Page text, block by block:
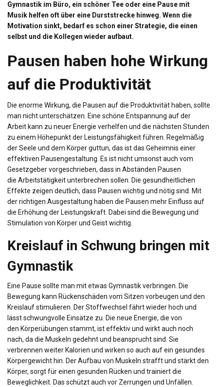
Gymnastik im Büro, ein schöner Tee oder eine Pause mit
Musik helfen oft über eine Durststrecke hinweg. Wenn die
Motivation sinkt, bedarf es schon einer Strategie, die einen
selbst und die Kollegen wieder aufbaut.
Pausen haben hohe Wirkung
auf die Produktivität
Die enorme Wirkung, die Pausen auf die Produktivität haben, sollte
man nicht unterschätzen. Eine schöne Entspannung auf der
Arbeit kann zu neuer Energie verhelfen und die nächsten Stunden
zu einem Höhepunkt der Leistungsfähigkeit führen. Regelmäßig
der Seele und dem Körper guttun, das ist das Geheimnis einer
effektiven Pausengestaltung. Es ist nicht umsonst auch vom
Gesetzgeber vorgeschrieben, dass in Abständen Pausen
die Arbeitstätigkeitunterbrechen sollen. Die gesundheitlichen
Effekte zeigen deutlich, dass Pausen wichtig und nötig sind. Mit
der richtigen Ausgestaltung haben die Pausen mehr Einfluss auf
die Erhöhung der Leistungskraft. Dabei sind die Bewegung und
Stimulation von Körper und Geist wichtig.
Kreislauf in Schwung bringen mit
Gymnastik
Eine Pause sollte man mit etwas Gymnastik verbringen. Die
Bewegung kann Rückenschäden vom Sitzen vorbeugen und den
Kreislauf stimulieren. Der Stoffwechsel fährt wieder hoch und
lässt schwungvolle Einsätze zu. Die neue Energie, die von
den Körperübungen stammt, ist effektiv und wirkt auch noch
nach, da die Muskeln gedehnt und beansprucht sind. Sie
verbrennen weiter Kalorien und wirken so auch auf ein gesundes
Körpergewicht hin. Der Aufbau von Muskeln strafft und stärkt den
Körper, sorgt für einen gesunden Rücken und trainiert die
Beweglichkeit. Das schützt auch vor Zerrungen und Unfällen.